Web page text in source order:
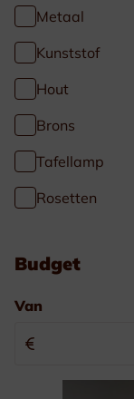
Metaal
Kunststof
Hout
Brons
Tafellamp
Rosetten
Budget
Van